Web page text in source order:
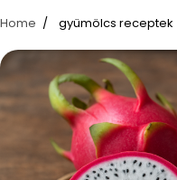
Home gyümölcs receptek